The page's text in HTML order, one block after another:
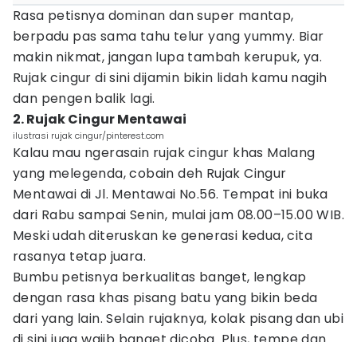
Rasa petisnya dominan dan super mantap,
berpadu pas sama tahu telur yang yummy. Biar
makin nikmat, jangan lupa tambah kerupuk, ya.
Rujak cingur di sini dijamin bikin lidah kamu nagih
dan pengen balik lagi.
2. Rujak Cingur Mentawai
ilustrasi rujak cingur/pinterest.com
Kalau mau ngerasain rujak cingur khas Malang
yang melegenda, cobain deh Rujak Cingur
Mentawai di Jl. Mentawai No.56. Tempat ini buka
dari Rabu sampai Senin, mulai jam 08.00–15.00 WIB.
Meski udah diteruskan ke generasi kedua, cita
rasanya tetap juara.
Bumbu petisnya berkualitas banget, lengkap
dengan rasa khas pisang batu yang bikin beda
dari yang lain. Selain rujaknya, kolak pisang dan ubi